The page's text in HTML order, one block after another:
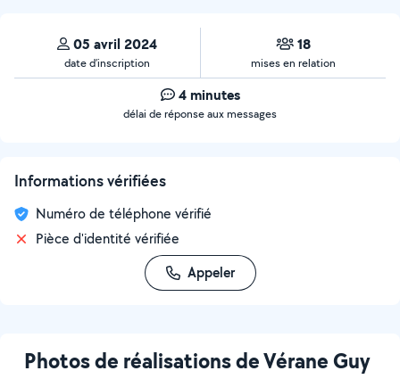
05 avril 2024
date d’inscription
18
mises en relation
4 minutes
délai de réponse aux messages
Informations vérifiées
Numéro de téléphone vérifié
Pièce d'identité vérifiée
Appeler
Photos de réalisations de Vérane Guy